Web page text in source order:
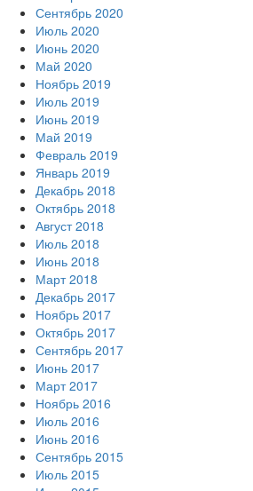
Сентябрь 2020
Июль 2020
Июнь 2020
Май 2020
Ноябрь 2019
Июль 2019
Июнь 2019
Май 2019
Февраль 2019
Январь 2019
Декабрь 2018
Октябрь 2018
Август 2018
Июль 2018
Июнь 2018
Март 2018
Декабрь 2017
Ноябрь 2017
Октябрь 2017
Сентябрь 2017
Июнь 2017
Март 2017
Ноябрь 2016
Июль 2016
Июнь 2016
Сентябрь 2015
Июль 2015